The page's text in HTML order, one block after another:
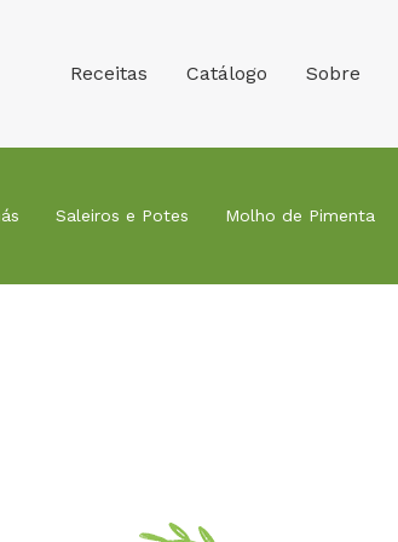
Receitas Catálogo Sobre
Saleiros e Potes Molho de Pimenta